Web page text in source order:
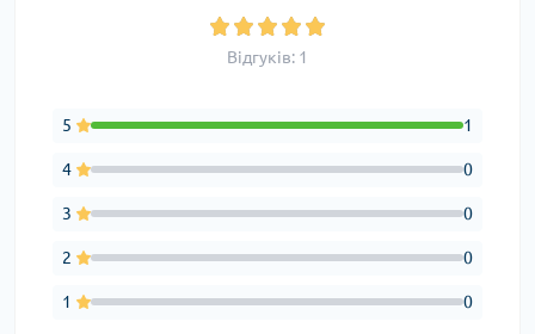
Відгуків: 1
5 1
4 0
3 0
2 0
1 0